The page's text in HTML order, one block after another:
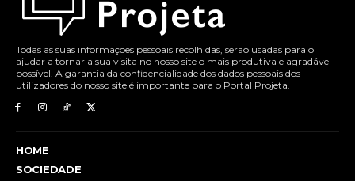
Todas as suas informações pessoais recolhidas, serão usadas para o
ajudar a tornar a sua visita no nosso site o mais produtiva e agradável
possível. A garantia da confidencialidade dos dados pessoais dos
utilizadores do nosso site é importante para o Portal Projeta.
HOME
SOCIEDADE